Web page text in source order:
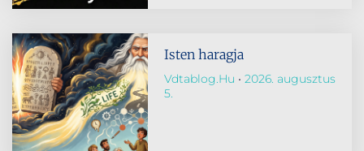
Isten haragja
Vdtablog.hu
2026. augusztus
5.